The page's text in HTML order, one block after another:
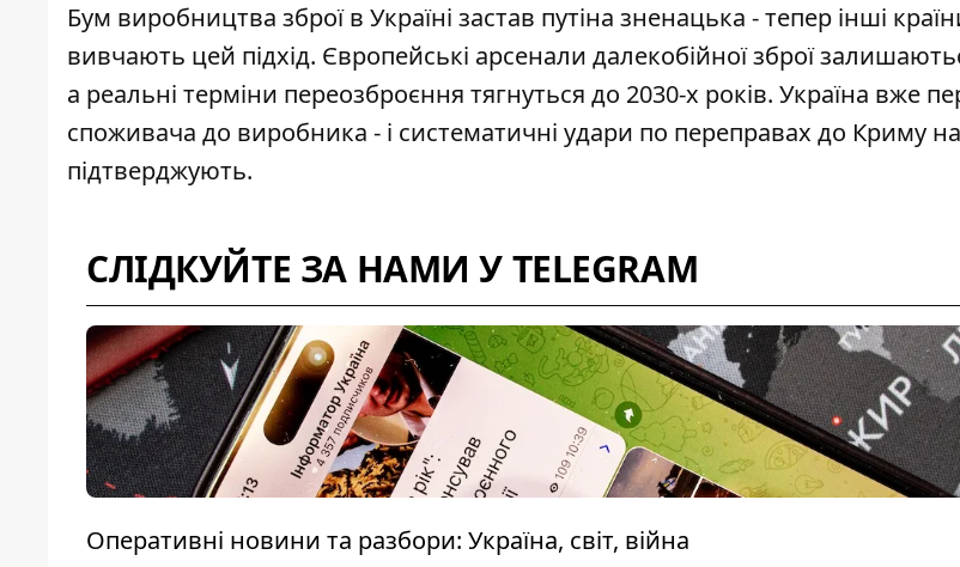
Бум виробництва зброї в Україні застав путіна зненацька - тепер інші
вивчають цей підхід. Європейські арсенали далекобійної зброї
а реальні терміни переозброєння тягнуться до 2030-х років. Україна вже
споживача до виробника - і систематичні удари по переправах до Криму
підтверджують.
СЛІДКУЙТЕ ЗА НАМИ У TELEGRAM
Оперативні новини та разбори: Україна, світ, війна